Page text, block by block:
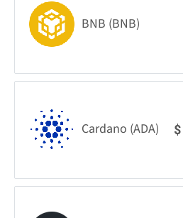
BNB (BNB)
Cardano (ADA) $